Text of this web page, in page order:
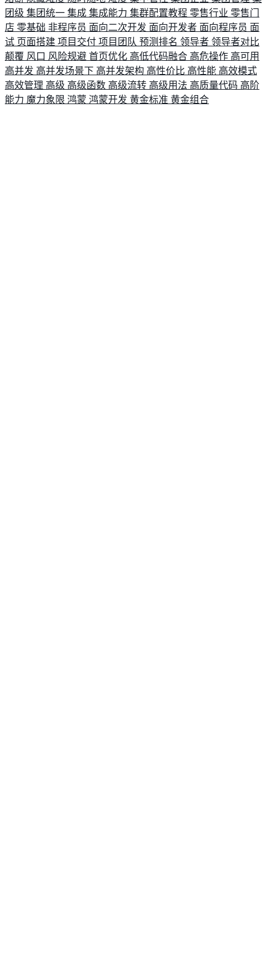
团级 集团统一 集成 集成能力 集群配置教程 零售行业 零售门
店 零基础 非程序员 面向二次开发 面向开发者 面向程序员 面
试 页面搭建 项目交付 项目团队 预测排名 领导者 领导者对比
颠覆 风口 风险规避 首页优化 高低代码融合 高危操作 高可用
高并发 高并发场景下 高并发架构 高性价比 高性能 高效模式
高效管理 高级 高级函数 高级流转 高级用法 高质量代码 高阶
能力 魔力象限 鸿蒙 鸿蒙开发 黄金标准 黄金组合